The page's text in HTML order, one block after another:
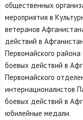
общественных
мероприятия в
ветеранов
действий в
Первомайского
боевых действий в
Первомайского
интернационалистов
боевых действий в
юбилейные медали.